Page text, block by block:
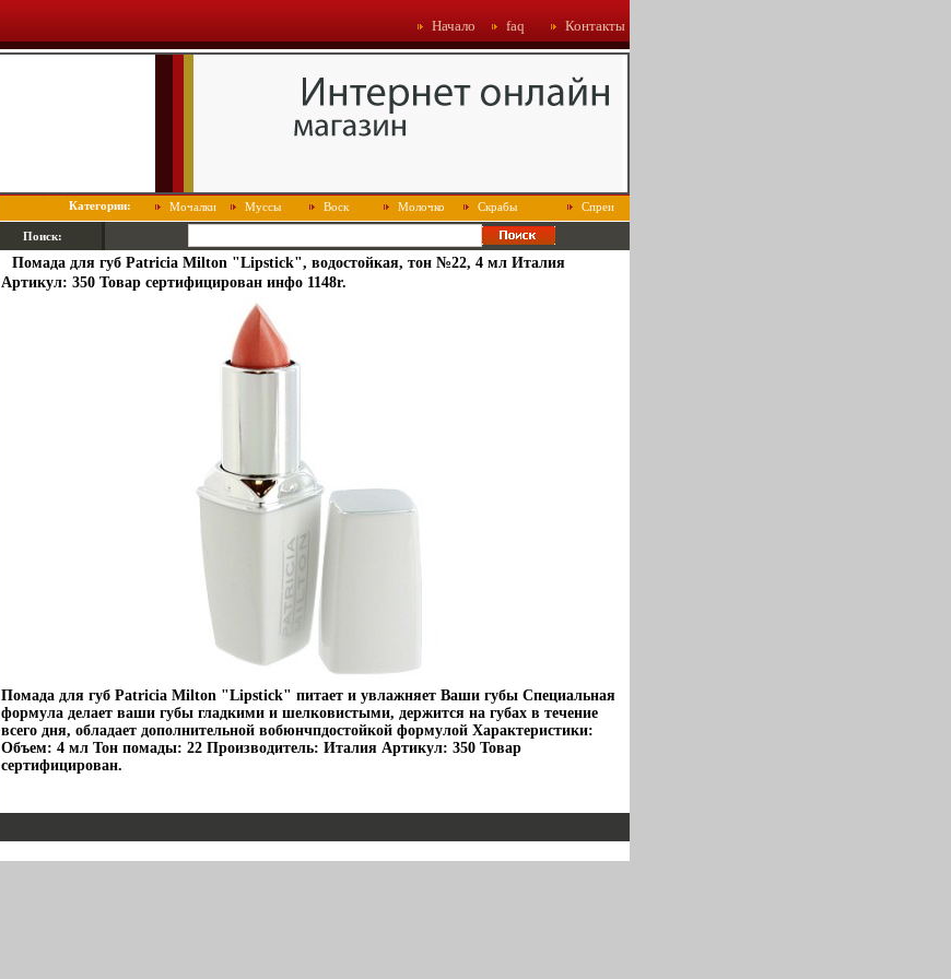
Начало faq Контакты
Категории: Мочалки Муссы Воск Молочко Скрабы Спреи
Поиск:
Помада для губ Patricia Milton "Lipstick", водостойкая, тон №22, 4 мл Италия
Артикул: 350 Товар сертифицирован инфо 1148r.
Помада для губ Patricia Milton "Lipstick" питает и увлажняет Ваши губы Специальная
формула делает ваши губы гладкими и шелковистыми, держится на губах в течение
всего дня, обладает дополнительной вобюнчпдостойкой формулой Характеристики:
Объем: 4 мл Тон помады: 22 Производитель: Италия Артикул: 350 Товар
сертифицирован.